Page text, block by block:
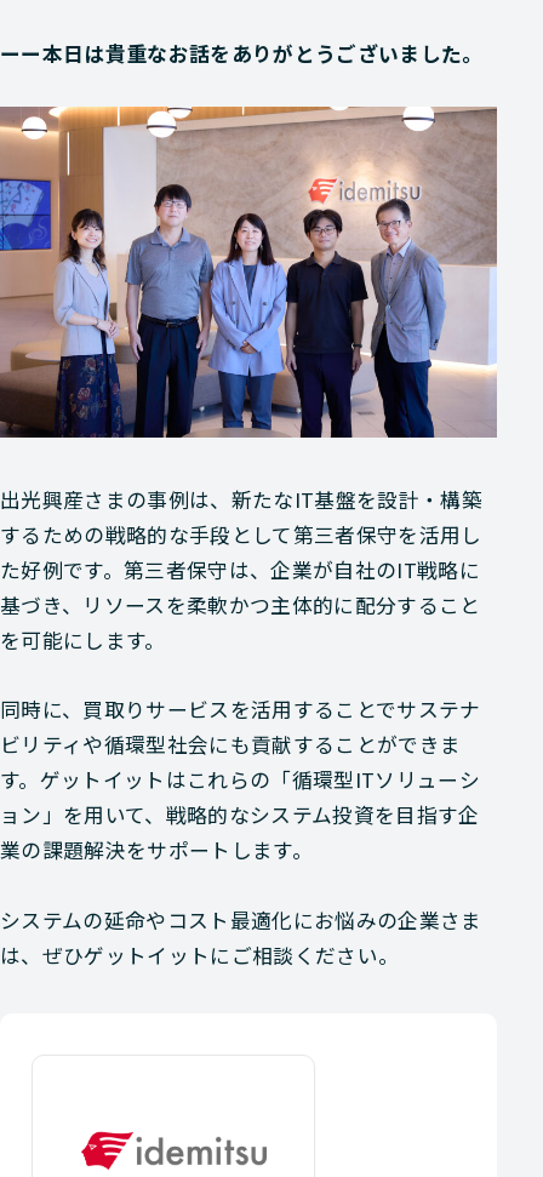
ーー本日は貴重なお話をありがとうございました。
出光興産さまの事例は、新たなIT基盤を設計・構築
するための戦略的な手段として第三者保守を活用し
た好例です。第三者保守は、企業が自社のIT戦略に
基づき、リソースを柔軟かつ主体的に配分すること
を可能にします。
同時に、買取りサービスを活用することでサステナ
ビリティや循環型社会にも貢献することができま
す。ゲットイットはこれらの「循環型ITソリューシ
ョン」を用いて、戦略的なシステム投資を目指す企
業の課題解決をサポートします。
システムの延命やコスト最適化にお悩みの企業さま
は、ぜひゲットイットにご相談ください。